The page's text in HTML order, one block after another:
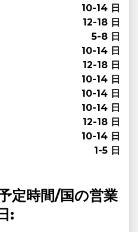
10-14 日
12-18 日
5-8 日
10-14 日
12-18 日
10-14 日
10-14 日
10-14 日
12-18 日
10-14 日
1-5 日
定時間/国の営業
日: